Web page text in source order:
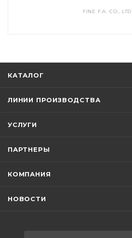
FINE F.A. CO., LTD.
КАТАЛОГ
ЛИНИИ ПРОИЗВОДСТВА
УСЛУГИ
ПАРТНЕРЫ
КОМПАНИЯ
НОВОСТИ